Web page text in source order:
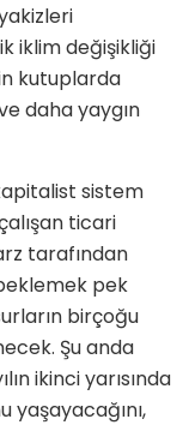
iklim değişikliği
kutuplarda
daha yaygın
sistem
ticari
tarafından
pek
birçoğu
Şu anda
ikinci yarısında
yaşayacağını,